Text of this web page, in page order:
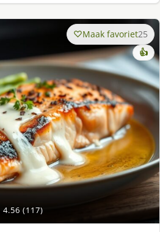
4.56 (117)
Maak favoriet25
👍